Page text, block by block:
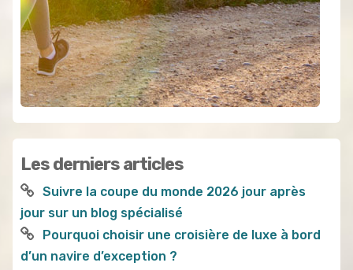
Les derniers articles
Suivre la coupe du monde 2026 jour après
jour sur un blog spécialisé
Pourquoi choisir une croisière de luxe à bord
d’un navire d’exception ?